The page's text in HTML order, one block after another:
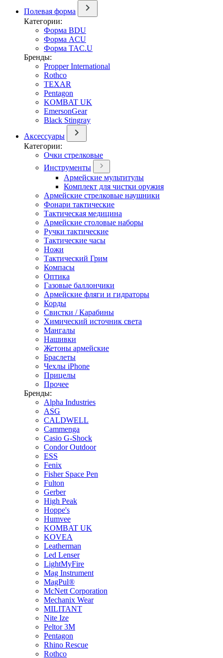
Полевая форма
Категории:
Форма BDU
Форма ACU
Форма TAC.U
Бренды:
Propper International
Rothco
TEXAR
Pentagon
KOMBAT UK
EmersonGear
Black Stingray
Аксессуары
Категории:
Очки стрелковые
Инструменты
Армейские мультитулы
Комплект для чистки оружия
Армейские стрелковые наушники
Фонари тактические
Тактическая медицина
Армейские столовые наборы
Ручки тактические
Тактические часы
Ножи
Тактический Грим
Компасы
Оптика
Газовые баллончики
Армейские фляги и гидраторы
Корды
Свистки / Карабины
Химический источник света
Мангалы
Нашивки
Жетоны армейские
Браслеты
Чехлы iPhone
Прицелы
Прочее
Бренды:
Alpha Industries
ASG
CALDWELL
Cammenga
Casio G-Shock
Condor Outdoor
ESS
Fenix
Fisher Space Pen
Fulton
Gerber
High Peak
Hoppe's
Humvee
KOMBAT UK
KOVEA
Leatherman
Led Lenser
LightMyFire
Mag Instrument
MagPul®
McNett Corporation
Mechanix Wear
MILITANT
Nite Ize
Peltor 3M
Pentagon
Rhino Rescue
Rothco